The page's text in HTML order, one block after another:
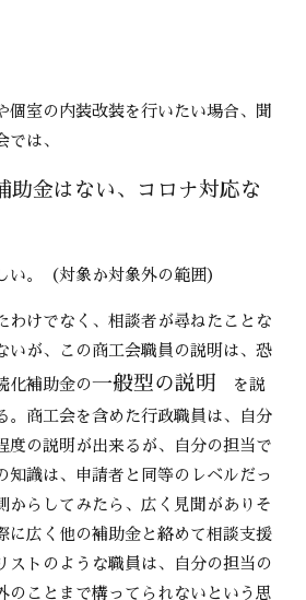
個室の内装改装を行いたい場合、聞
では、
助金はない、コロナ対応な
い。（対象か対象外の範囲）
けでなく、相談者が尋ねたことな
いが、この商工会職員の説明は、恐
化補助金の一般型の説明 を説
。商工会を含めた行政職員は、自分
度の説明が出来るが、自分の担当で
知識は、申請者と同等のレベルだっ
からしてみたら、広く見聞がありそ
に広く他の補助金と絡めて相談支援
ストのような職員は、自分の担当の
のことまで構ってられないという思